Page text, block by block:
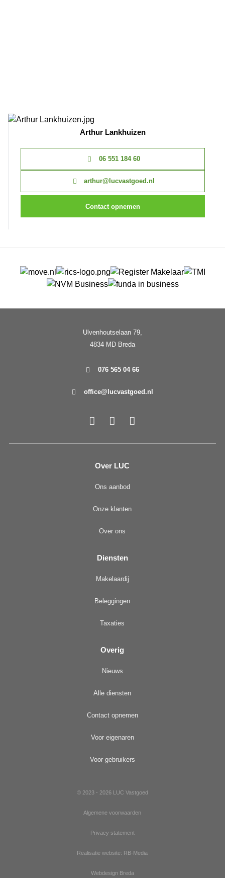
Arthur Lankhuizen
06 551 184 60
arthur@lucvastgoed.nl
Contact opnemen
Ulvenhoutselaan 79,
4834 MD Breda
076 565 04 66
office@lucvastgoed.nl
Over LUC
Ons aanbod
Onze klanten
Over ons
Diensten
Makelaardij
Beleggingen
Taxaties
Overig
Nieuws
Alle diensten
Contact opnemen
Voor eigenaren
Voor gebruikers
© 2023 - 2026 LUC Vastgoed
Algemene voorwaarden
Privacy statement
Realisatie website: RB-Media
Webdesign Breda